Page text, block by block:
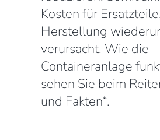
Kosten für
Herstellung
verursacht. Wie die
Containeranlage
sehen Sie beim
und Fakten“.